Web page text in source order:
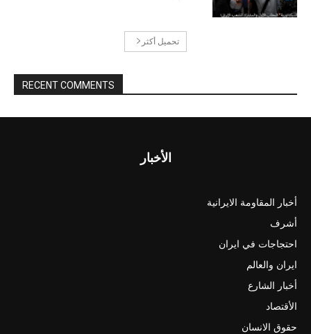
تحميل أكثر
RECENT COMMENTS
الأخبار
أخبار المقاومة الايرانية
أشرف
احتجاجات في ايران
ايران والعالم
أخبار الشارع
الأقتصاد
حقوق الانسان